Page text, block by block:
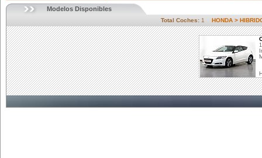
Modelos Disponibles
Total Coches: 1 HONDA >